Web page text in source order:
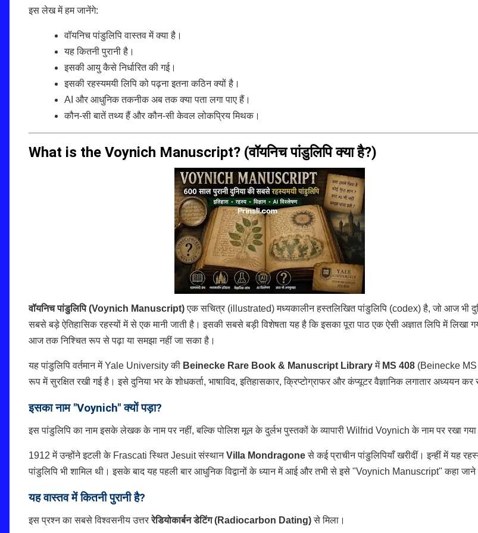
इस लेख में हम जानेंगे:
वॉयनिच पांडुलिपि वास्तव में क्या है।
यह कितनी पुरानी है।
इसकी आयु कैसे निर्धारित की गई।
इसकी रहस्यमयी लिपि को पढ़ना इतना कठिन क्यों है।
AI और आधुनिक तकनीक अब तक क्या पता लगा पाए हैं।
कौन-सी बातें तथ्य हैं और कौन-सी केवल लोकप्रिय मिथक।
What is the Voynich Manuscript? (वॉयनिच पांडुलिपि क्या है?)
वॉयनिच पांडुलिपि (Voynich Manuscript)एक सचित्र (illustrated) मध्यकालीन हस्तलिखित पांडुलिपि (codex) है, जो आज भी
सबसे बड़े ऐतिहासिक रहस्यों में से एक मानी जाती है। इसकी सबसे बड़ी विशेषता यह है कि इसका पूरा पाठ एक ऐसी अज्ञात लिपि में लिखा
आज तक निश्चित रूप से पढ़ा या समझा नहीं जा सका है।
यह पांडुलिपि वर्तमान में Yale University की Beinecke Rare Book & Manuscript Libraryमें MS 408 (Beinecke
रूप में सुरक्षित रखी गई है। इसे दुनिया भर के शोधकर्ता, भाषाविद, इतिहासकार, क्रिप्टोग्राफर और कंप्यूटर वैज्ञानिक लगातार अध्ययन कर
इसका नाम "Voynich" क्यों पड़ा?
इस पांडुलिपि का नाम इसके लेखक के नाम पर नहीं, बल्कि पोलिश मूल के दुर्लभ पुस्तकों के व्यापारी Wilfrid Voynich के नाम पर रखा गया
1912 में उन्होंने इटली के Frascati स्थित Jesuit संस्थानVilla Mondragoneसे कई प्राचीन पांडुलिपियाँ खरीदीं। इन्हीं में यह
पांडुलिपि भी शामिल थी। इसके बाद यह पहली बार आधुनिक विद्वानों के ध्यान में आई और तभी से इसे "Voynich Manuscript" कहा जाने
यह वास्तव में कितनी पुरानी है?
इस प्रश्न का सबसे विश्वसनीय उत्तररेडियोकार्बन डेटिंग (Radiocarbon Dating)से मिला।